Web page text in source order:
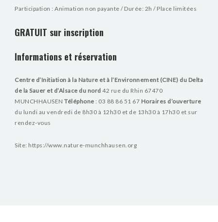
Participation : Animation non payante / Durée: 2h / Place limitées
GRATUIT sur inscription
Informations et réservation
Centre d’Initiation à la Nature et à l’Environnement (CINE) du Delta
de la Sauer et d’Alsace du nord 42 rue du Rhin 67470
MUNCHHAUSEN Téléphone : 03 88 86 51 67 Horaires d’ouverture
du lundi au vendredi de 8h30 à 12h30 et de 13h30 à 17h30 et sur
rendez-vous
Site: https://www.nature-munchhausen.org